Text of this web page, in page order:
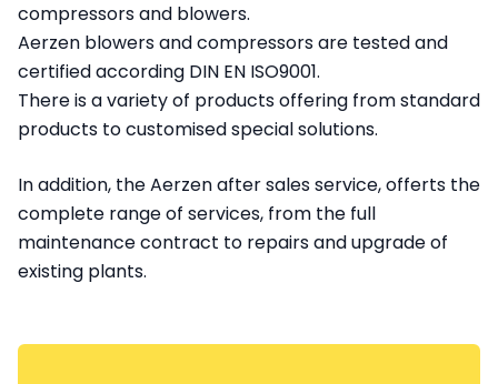
compressors and blowers.
Aerzen blowers and compressors are tested and
certified according DIN EN ISO9001.
There is a variety of products offering from standard
products to customised special solutions.
In addition, the Aerzen after sales service, offerts the
complete range of services, from the full
maintenance contract to repairs and upgrade of
existing plants.